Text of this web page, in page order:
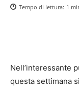
Tempo di lettura: 1
Nell’interessante
questa settimana